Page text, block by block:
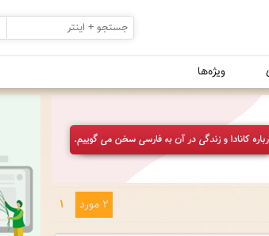
ویژه‌ها
2 مورد 1